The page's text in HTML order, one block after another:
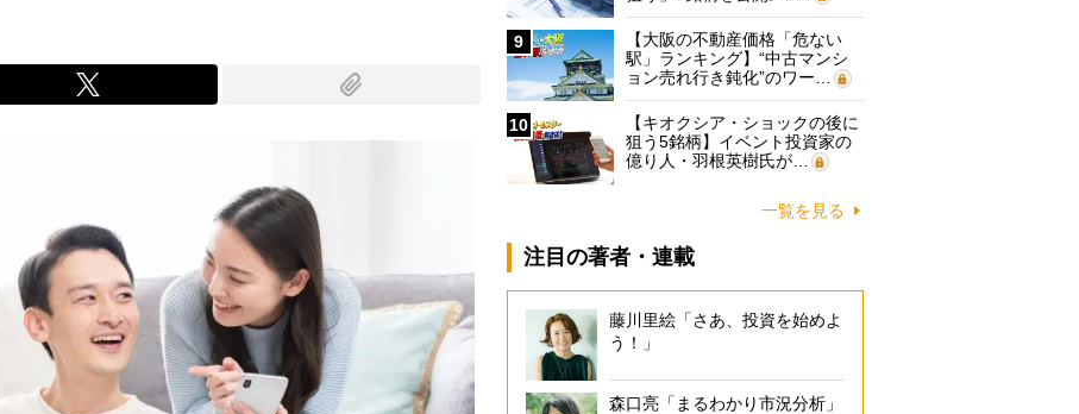
9
【大阪の不動産価格「危ない
駅」ランキング】“中古マンシ
ョン売れ行き鈍化”のワー…
10
【キオクシア・ショックの後に
狙う5銘柄】イベント投資家の
億り人・羽根英樹氏が…
一覧を見る
注目の著者・連載
藤川里絵「さあ、投資を始めよ
う！」
森口亮「まるわかり市況分析」